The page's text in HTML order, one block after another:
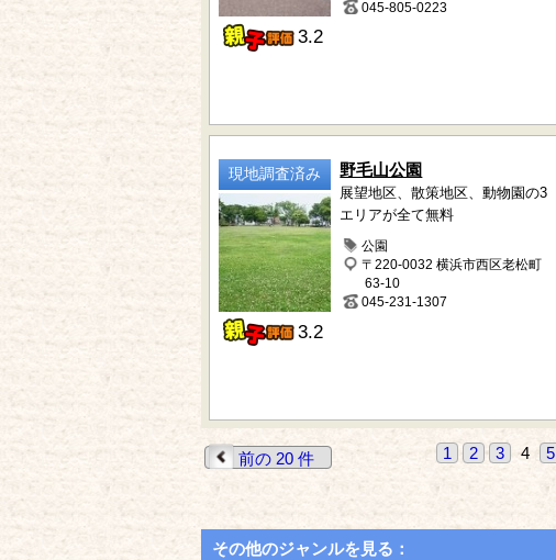
3.2
045-805-0223
現地調査済み
3.2
野毛山公園
展望地区、散策地区、動物園の3
エリアが全て無料
公園
〒220-0032 横浜市西区老松町
63-10
045-231-1307
前の 20 件 1 2 3 4 5
その他のジャンルを見る：